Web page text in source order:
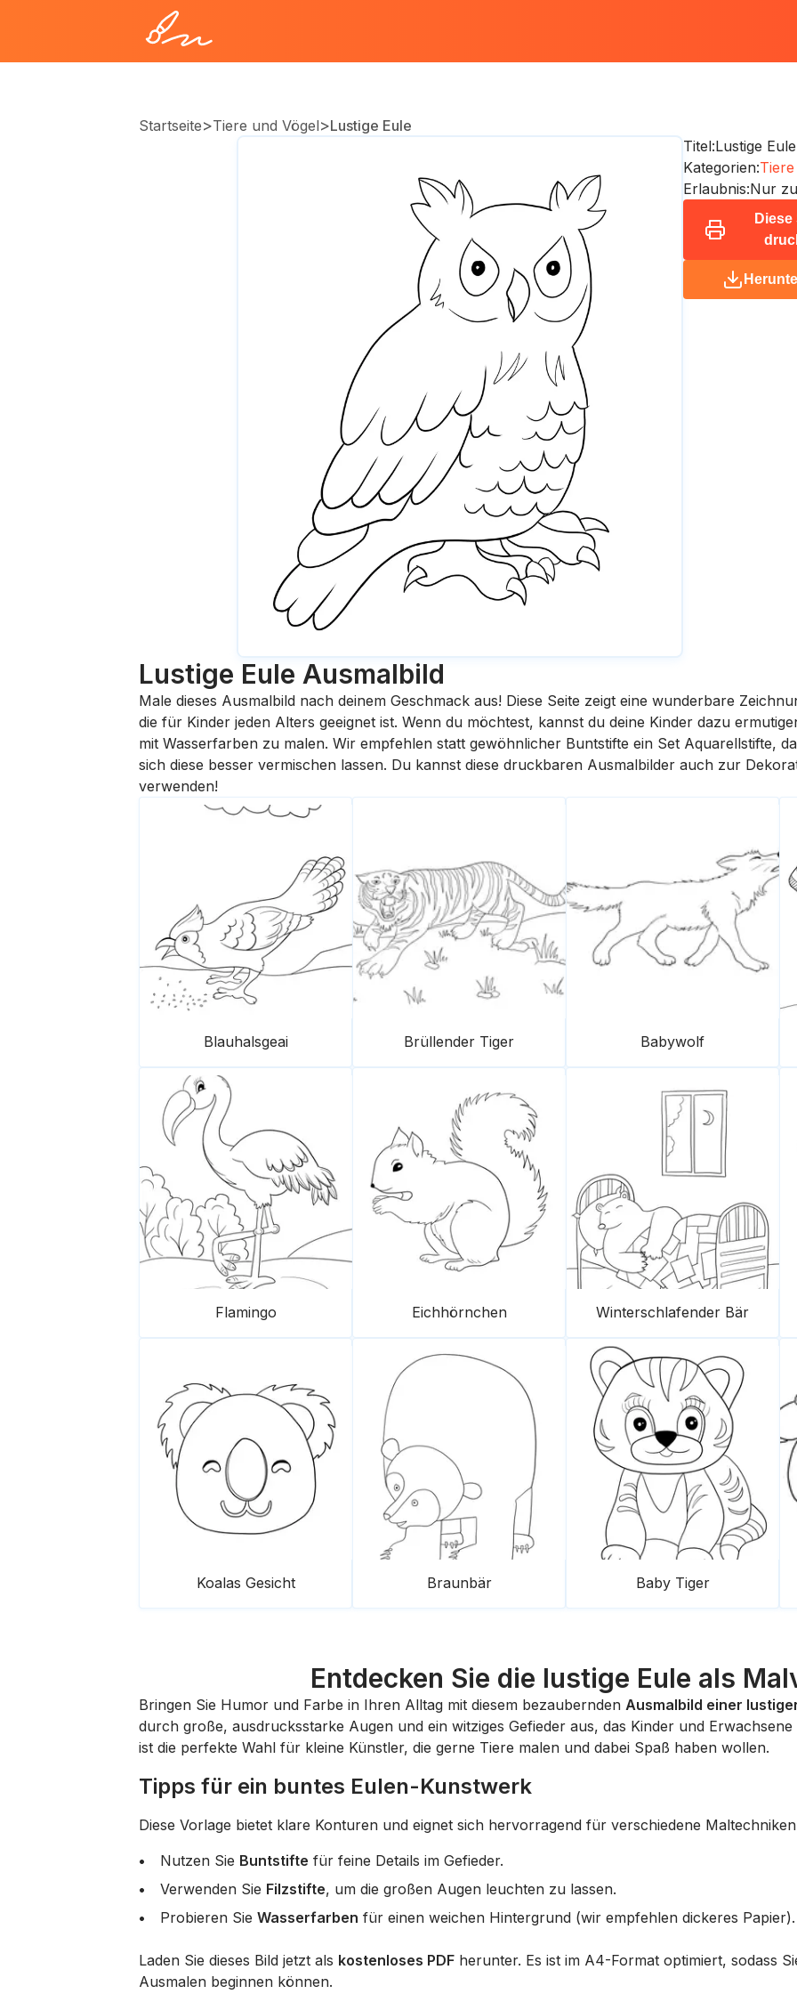
Startseite>Tiere und Vögel>Lustige Eule
Titel:Lustige Eule
Kategorien:
Erlaubnis:Nur
Diese
Lustige Eule Ausmalbild
Male dieses Ausmalbild nach deinem Geschmack aus! Diese Seite zeigt eine wunderbare
die für Kinder jeden Alters geeignet ist. Wenn du möchtest, kannst du deine Kinder dazu
mit Wasserfarben zu malen. Wir empfehlen statt gewöhnlicher Buntstifte ein Set Aquarellstifte, da
sich diese besser vermischen lassen. Du kannst diese druckbaren Ausmalbilder auch zur
verwenden!
Blauhalsgeai Brüllender Tiger Babywolf
Flamingo Eichhörnchen Winterschlafender Bär
Koalas Gesicht Braunbär Baby Tiger
Entdecken Sie die lustige Eule als
Bringen Sie Humor und Farbe in Ihren Alltag mit diesem bezaubernden Ausmalbild einer
durch große, ausdrucksstarke Augen und ein witziges Gefieder aus, das Kinder und
ist die perfekte Wahl für kleine Künstler, die gerne Tiere malen und dabei Spaß haben wollen.
Tipps für ein buntes Eulen-Kunstwerk
Diese Vorlage bietet klare Konturen und eignet sich hervorragend für verschiedene
Nutzen Sie Buntstifte für feine Details im Gefieder.
Verwenden Sie Filzstifte, um die großen Augen leuchten zu lassen.
Probieren Sie Wasserfarben für einen weichen Hintergrund (wir empfehlen dickeres Papier).
Laden Sie dieses Bild jetzt als kostenloses PDF herunter. Es ist im A4-Format optimiert, sodass
Ausmalen beginnen können.